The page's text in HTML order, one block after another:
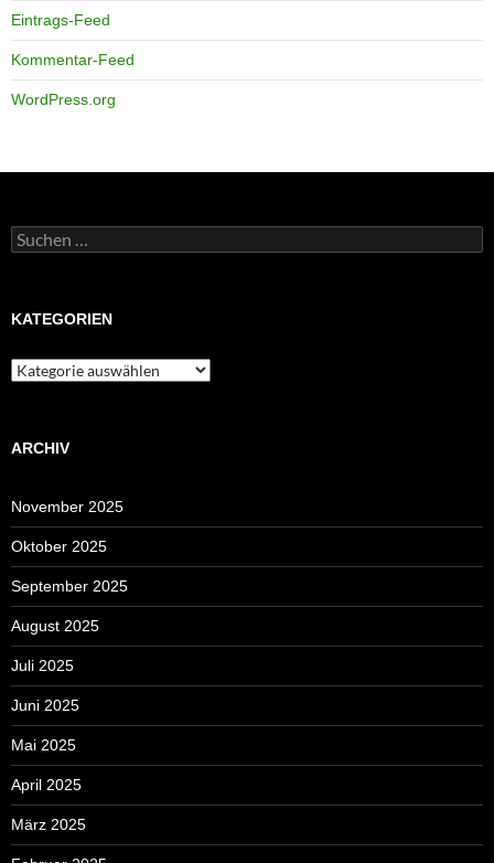
Eintrags-Feed
Kommentar-Feed
WordPress.org
Suchen
nach:
KATEGORIEN
Kategorien
ARCHIV
November 2025
Oktober 2025
September 2025
August 2025
Juli 2025
Juni 2025
Mai 2025
April 2025
März 2025